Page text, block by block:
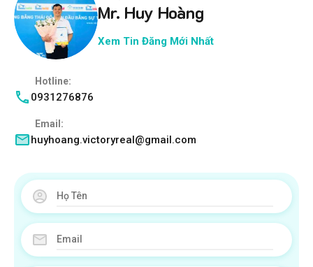
Mr. Huy Hoàng
Xem Tin Đăng Mới Nhất
Hotline:
0931276876
Email:
huyhoang.victoryreal@gmail.com